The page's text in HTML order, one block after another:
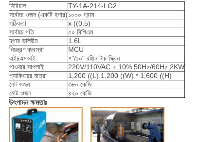
সিরিয়াল
TY-1A-214-LG2
সর্বোচ্চ ওজন (একটি হপার)১০০০ গ্রাম
সঠিকতা
x ((0.5)
সর্বোচ্চ গতি
৫০ বিপিএম
হপার ভলিউম
1.6L
নিয়ন্ত্রণ ব্যবস্থা
MCU
এইচএমআই
৭"/১০" রঙিন টাচ স্ক্রিন
পাওয়ার সাপ্লাই
220V/110VAC ± 10% 50Hz/60Hz,2KW
প্যাকিংয়ের মাত্রা
1,200 ((L) 1,200 ((W) * 1,600 ((H)
নেট ওজন
৩৮০ কেজি
মোট ওজন
৪২০ কেজি
উৎপাদন ক্ষমতাঃ